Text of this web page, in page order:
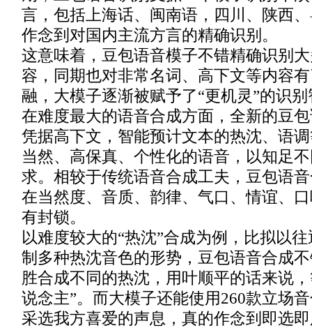
言，包括上海话、闽南语，四川、陕西
作念到对国内主流方言的精确识别。
这意味着，豆包语音模子不错精确识别
容，同期也对非常名词、高下文等内容
融，大模子逐渐被赋予了“更机灵”的识
在难度最大的语音合成方面，全新的豆
凭据高下文，智能预计文本的热沈、语
当然、高保真、个性化的语音，以知足
求。相较于传统语音合成工夫，豆包语
在当然度、音质、韵律、气口、情谊、
有封锁。
以难度较大的“热沈”合成为例，比拟以
制多种热沈音色的形势，豆包语音合成
胜合成不同的热沈，用叶顺平的话来说
说念主”。而大模子还能使用260款立场
采选我方喜爱的声息，真的作念到即选